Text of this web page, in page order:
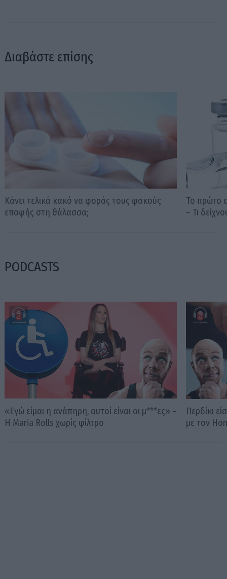
Διαβάστε επίσης
Κάνει τελικά κακό να φοράς τους φακούς
επαφής στη θάλασσα;
Το πρώτο
– Τι
PODCASTS
«Εγώ είμαι η ανάπηρη, αυτοί είναι οι μ***ες» –
Η Maria Rolls χωρίς φίλτρο
Περδίκι
με τον